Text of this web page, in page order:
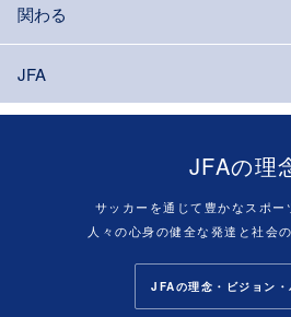
関わる
JFA
JFAの理
サッカーを通じて豊かなスポー
人々の心身の健全な発達と社会
JFAの理念・ビジョン・